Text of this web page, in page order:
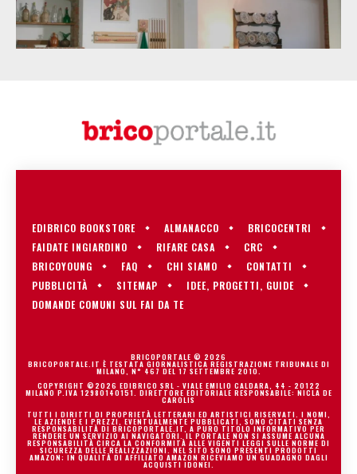
EDIBRICO BOOKSTORE ALMANACCO
BRICOCENTRI
FAIDATE INGIARDINO
RIFARE CASA
CRC
BRICOYOUNG
FAQ CHI SIAMO
CONTATTI
PUBBLICITÀ
SITEMAP
IDEE, PROGETTI, GUIDE
DOMANDE COMUNI SUL FAI DA TE
BRICOPORTALE © 2026
BRICOPORTALE.IT È TESTATA GIORNALISTICA REGISTRAZIONE TRIBUNALE DI
MILANO, N° 467 DEL 17 SETTEMBRE 2010.
COPYRIGHT ©2026 EDIBRICO SRL - VIALE EMILIO CALDARA, 44 - 20122
MILANO P.IVA 12980140151. DIRETTORE EDITORIALE RESPONSABILE: NICLA DE
CAROLIS
TUTTI I DIRITTI DI PROPRIETÀ LETTERARI ED ARTISTICI RISERVATI. I NOMI,
LE AZIENDE E I PREZZI, EVENTUALMENTE PUBBLICATI, SONO CITATI SENZA
RESPONSABILITÀ DI BRICOPORTALE.IT, A PURO TITOLO INFORMATIVO PER
RENDERE UN SERVIZIO AI NAVIGATORI. IL PORTALE NON SI ASSUME ALCUNA
RESPONSABILITÀ CIRCA LA CONFORMITÀ ALLE VIGENTI LEGGI SULLE NORME DI
SICUREZZA DELLE REALIZZAZIONI. NEL SITO SONO PRESENTI PRODOTTI
AMAZON; IN QUALITÀ DI AFFILIATO AMAZON RICEVIAMO UN GUADAGNO DAGLI
ACQUISTI IDONEI.